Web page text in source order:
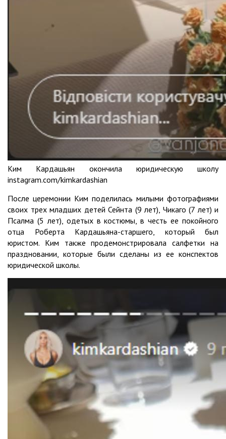
Ким Кардашьян окончила юридическую школу
instagram.com/kimkardashian
После церемонии Ким поделилась милыми фотографиями
своих трех младших детей Сейнта (9 лет), Чикаго (7 лет) и
Псалма (5 лет), одетых в костюмы, в честь ее покойного
отца Роберта Кардашьяна-старшего, который был
юристом. Ким также продемонстрировала салфетки на
праздновании, которые были сделаны из ее конспектов
юридической школы.